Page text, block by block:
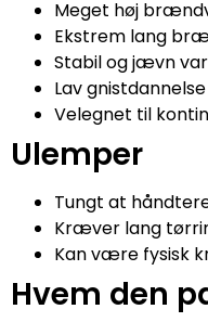
Meget høj
Ekstrem lang
Stabil og jævn
Lav gnistdannelse
Velegnet til
Ulemper
Tungt at
Kræver lang
Kan være fysisk
Hvem den